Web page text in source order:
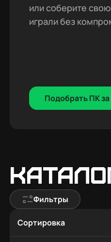
или соберите
играли без
Подобрать ПК
Фильтры
Сортировка